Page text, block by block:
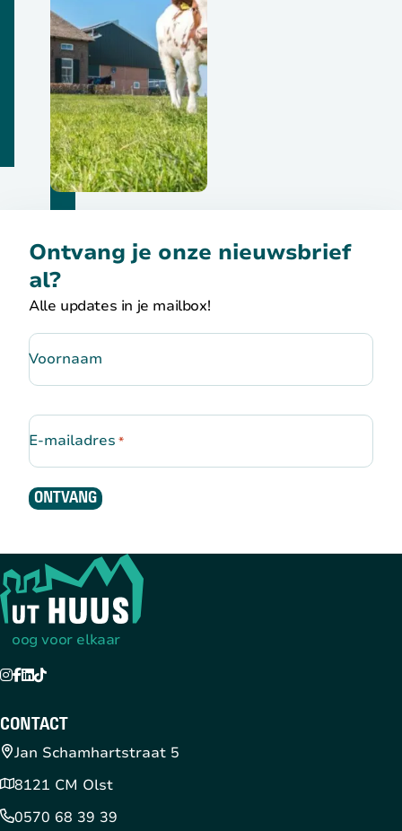
Ontvang je onze nieuwsbrief
al?
Alle updates in je mailbox!
Voornaam
E-mailadres *
ONTVANG
Terug naar de startpagina
oog voor elkaar
Instagram
Facebook
LinkedIn
TikTok
YouTube
CONTACT
Jan Schamhartstraat 5
8121 CM Olst
0570 68 39 39